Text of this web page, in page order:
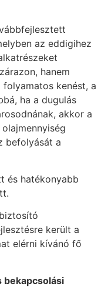
az eddigihez
hanem
kenést, a
ha a dugulás
akkor a
befolyását a
és hatékonyabb
került a
elérni kívánó fő
bekapcsolási